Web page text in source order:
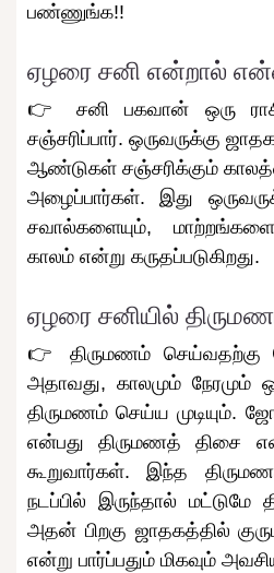
பண்ணுங்க!!
ஏழரை சனி என்றால்
👉 சனி பகவான் ஒரு
சஞ்சரிப்பார். ஒருவருக்கு
ஆண்டுகள் சஞ்சரிக்கும்
அழைப்பார்கள். இது
சவால்களையும்,
காலம் என்று கருதப்படுகிறது.
ஏழரை சனியில்
👉 திருமணம் செய்வதற்கு
அதாவது, காலமும் நேரமும்
திருமணம் செய்ய முடியும்.
என்பது திருமணத் திசை
கூறுவார்கள். இந்த
நடப்பில் இருந்தால்
அதன் பிறகு ஜாதகத்தில்
என்று பார்ப்பதும் மிகவும்